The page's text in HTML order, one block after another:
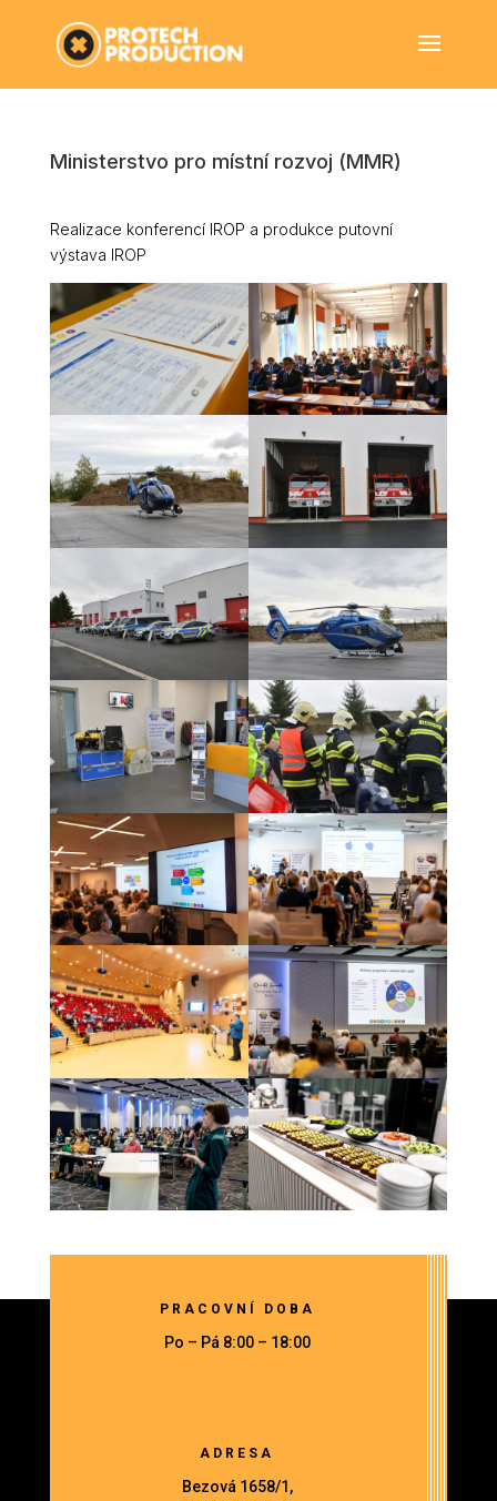
Ministerstvo pro místní rozvoj (MMR)
Realizace konferencí IROP a produkce putovní
výstava IROP
PRACOVNÍ DOBA
Po – Pá 8:00 – 18:00
ADRESA
Bezová 1658/1,